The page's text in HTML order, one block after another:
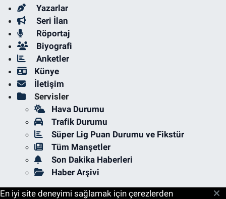
Yazarlar
Seri İlan
Röportaj
Biyografi
Anketler
Künye
İletişim
Servisler
Hava Durumu
Trafik Durumu
Süper Lig Puan Durumu ve Fikstür
Tüm Manşetler
Son Dakika Haberleri
Haber Arşivi
En iyi site deneyimi sağlamak için çerezlerden